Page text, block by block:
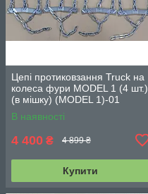
Цепі протиковзання Truck на
колеса фури MODEL 1 (4 шт.)
(в мішку) (MODEL 1)-01
В наявності
4 400 ₴ 4 899 ₴
Купити